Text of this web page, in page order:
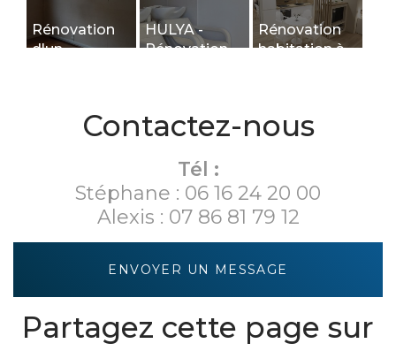
Rénovation
d'un
HULYA -
Rénovation
Rénovation
habitation à
Contactez-nous
Tél :
Stéphane : 06 16 24 20 00
Alexis : 07 86 81 79 12
ENVOYER UN MESSAGE
Partagez cette page sur